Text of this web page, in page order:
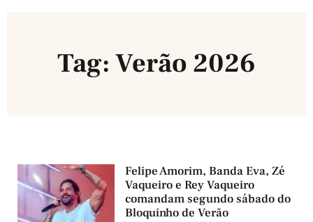
Tag: Verão 2026
Felipe Amorim, Banda Eva, Zé
Vaqueiro e Rey Vaqueiro
comandam segundo sábado do
Bloquinho de Verão